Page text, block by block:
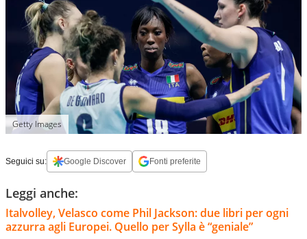
Getty Images
Seguici su: Google Discover Fonti preferite
Leggi anche:
Italvolley, Velasco come Phil Jackson: due libri per ogni
azzurra agli Europei. Quello per Sylla è “geniale”